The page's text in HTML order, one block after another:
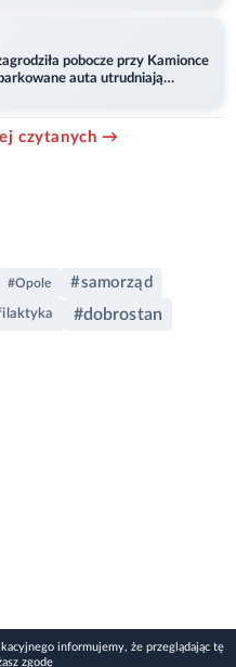
pobocze przy Kamionce
auta utrudniają
czytanych →
#Opole
#samorząd
#dobrostan
informujemy, że przeglądając tę
zgodę